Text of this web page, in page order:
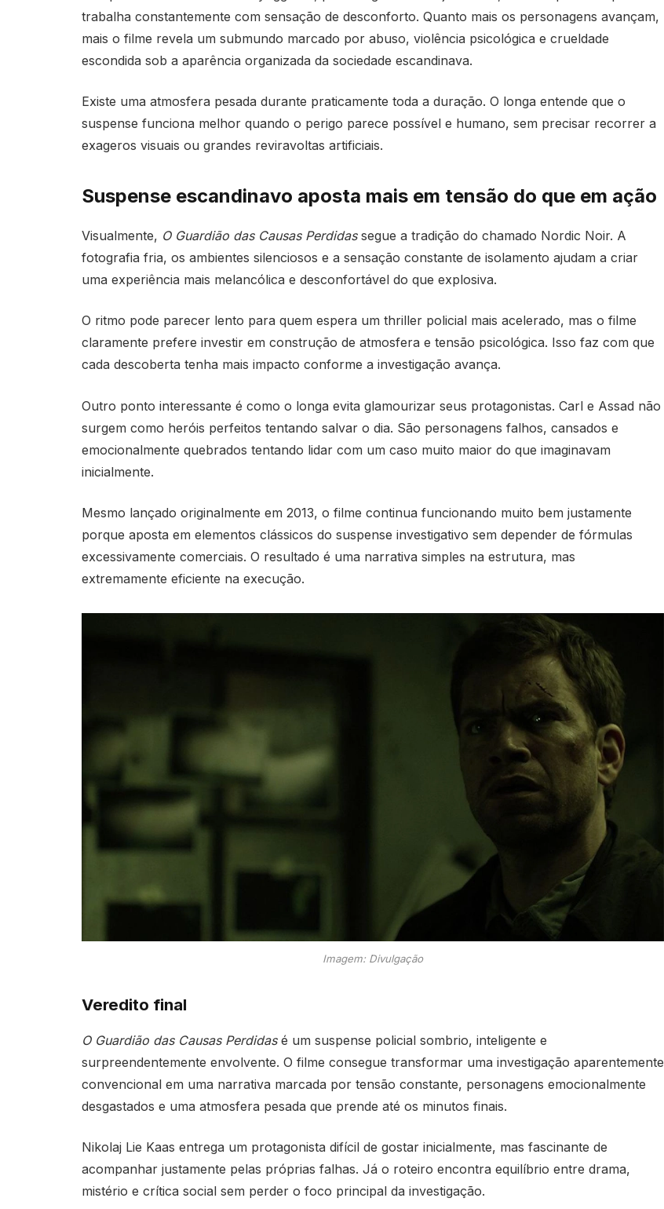
trabalha constantemente com sensação de desconforto. Quanto mais os personagens avançam,
mais o filme revela um submundo marcado por abuso, violência psicológica e crueldade
escondida sob a aparência organizada da sociedade escandinava.
Existe uma atmosfera pesada durante praticamente toda a duração. O longa entende que o
suspense funciona melhor quando o perigo parece possível e humano, sem precisar recorrer a
exageros visuais ou grandes reviravoltas artificiais.
Suspense escandinavo aposta mais em tensão do que em ação
Visualmente, O Guardião das Causas Perdidassegue a tradição do chamado Nordic Noir. A
fotografia fria, os ambientes silenciosos e a sensação constante de isolamento ajudam a criar
uma experiência mais melancólica e desconfortável do que explosiva.
O ritmo pode parecer lento para quem espera um thriller policial mais acelerado, mas o filme
claramente prefere investir em construção de atmosfera e tensão psicológica. Isso faz com que
cada descoberta tenha mais impacto conforme a investigação avança.
Outro ponto interessante é como o longa evita glamourizar seus protagonistas. Carl e Assad não
surgem como heróis perfeitos tentando salvar o dia. São personagens falhos, cansados e
emocionalmente quebrados tentando lidar com um caso muito maior do que imaginavam
inicialmente.
Mesmo lançado originalmente em 2013, o filme continua funcionando muito bem justamente
porque aposta em elementos clássicos do suspense investigativo sem depender de fórmulas
excessivamente comerciais. O resultado é uma narrativa simples na estrutura, mas
extremamente eficiente na execução.
Imagem: Divulgação
Veredito final
O Guardião das Causas Perdidasé um suspense policial sombrio, inteligente e
surpreendentemente envolvente. O filme consegue transformar uma investigação aparentemente
convencional em uma narrativa marcada por tensão constante, personagens emocionalmente
desgastados e uma atmosfera pesada que prende até os minutos finais.
Nikolaj Lie Kaas entrega um protagonista difícil de gostar inicialmente, mas fascinante de
acompanhar justamente pelas próprias falhas. Já o roteiro encontra equilíbrio entre drama,
mistério e crítica social sem perder o foco principal da investigação.